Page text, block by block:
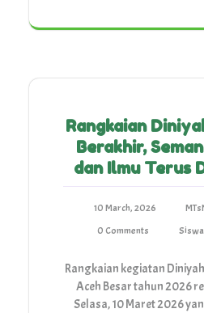
Rangkaian
Berakhir,
dan Ilmu Terus
10 March, 2026
0 Comments
Siswa
Rangkaian kegiatan
Aceh Besar tahun 2026
Selasa, 10 Maret 2026